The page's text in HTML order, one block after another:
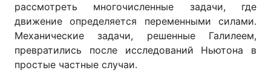
рассмотреть многочисленные задачи, где
движение определяется переменными силами.
Механические задачи, решенные Галилеем,
превратились после исследований Ньютона в
простые частные случаи.